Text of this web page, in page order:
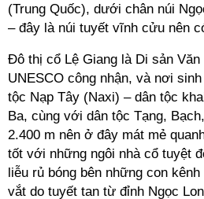
(Trung Quốc), dưới chân núi
– đây là núi tuyết vĩnh cửu nên
Đô thị cổ Lệ Giang là Di sản
UNESCO công nhận, và nơi
tộc Nạp Tây (Naxi) – dân tộc
Ba, cùng với dân tộc Tạng,
2.400 m nên ở đây mát mẻ
tốt với những ngôi nhà cổ tuyệt
liễu rủ bóng bên những con
vắt do tuyết tan từ đỉnh Ngọc